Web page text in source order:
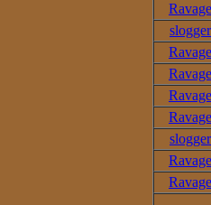
Ravage
slogger
Ravage
Ravage
Ravage
Ravage
slogger
Ravage
Ravage